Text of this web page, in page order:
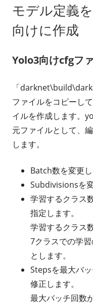
モデル定義
向けに作成
Yolo3向けcfgフ
「
ファイルをコピーし
イルを作成します。
元ファイルとして、
します。
Batch数を変更し
Subdivisionsを変
学習するクラス
指定します。
学習するクラス
7クラスでの学習
とします。
Stepsを最大バ
修正します。
最大バッチ回数